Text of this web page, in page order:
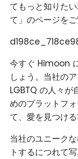
てもっと知りた
て」のページをご
今すぐ Himoon
しょう。当社の
LGBTQ の人々が
めのプラットフ
て、愛を見つけ
当社のユニーク
トするにつれて